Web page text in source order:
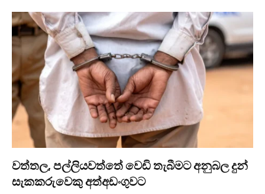
වත්තල, පල්ලියවත්තේ වෙඩි තැබීමට අනුබල දුන්
සැකකරුවෙකු අත්අඩංගුවට